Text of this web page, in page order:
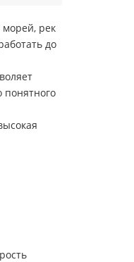
морей, рек
до
понятного